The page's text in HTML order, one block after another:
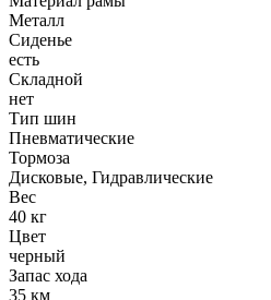
Металл
Сиденье
есть
Складной
нет
Тип шин
Пневматические
Тормоза
Дисковые, Гидравлические
Вес
40 кг
Цвет
черный
Запас хода
35 км